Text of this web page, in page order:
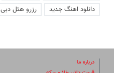
دانلود اهنگ جدید
رزرو هتل دبی
درباره ما